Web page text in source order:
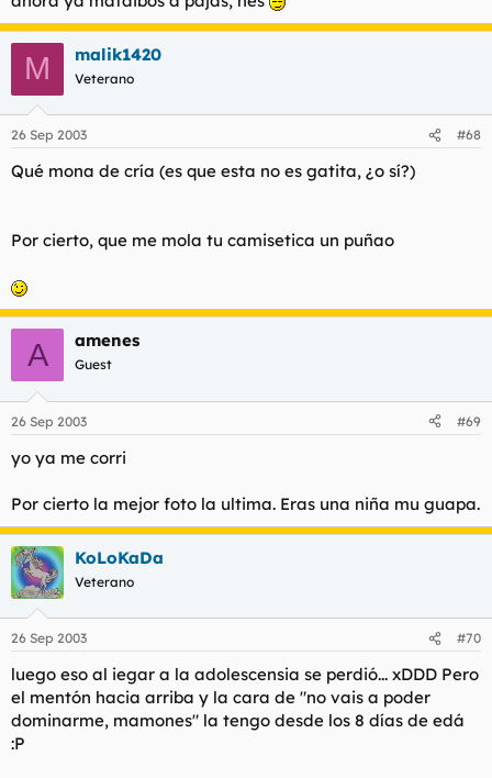
M malik1420
Veterano
26 Sep 2003 #68
Qué mona de cría (es que esta no es gatita, ¿o sí?)
Por cierto, que me mola tu camisetica un puñao
A amenes
Guest
26 Sep 2003 #69
yo ya me corri
Por cierto la mejor foto la ultima. Eras una niña mu guapa.
KoLoKaDa
Veterano
26 Sep 2003 #70
luego eso al iegar a la adolescensia se perdió... xDDD Pero
el mentón hacia arriba y la cara de "no vais a poder
dominarme, mamones" la tengo desde los 8 días de edá
:P